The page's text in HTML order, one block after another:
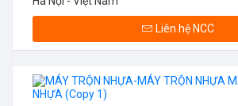
Liên hệ NCC